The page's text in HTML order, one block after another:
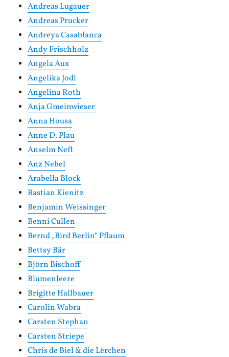
Andreas Lugauer
Andreas Prucker
Andreya Casablanca
Andy Frischholz
Angela Aux
Angelika Jodl
Angelina Roth
Anja Gmeinwieser
Anna Housa
Anne D. Plau
Anselm Neft
Anz Nebel
Arabella Block
Bastian Kienitz
Benjamin Weissinger
Benni Cullen
Bernd „Bird Berlin“ Pflaum
Bettsy Bär
Björn Bischoff
Blumenleere
Brigitte Hallbauer
Carolin Wabra
Carsten Stephan
Carsten Striepe
Chris de Biel & die Lërchen